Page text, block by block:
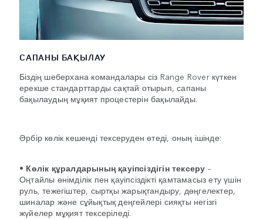
САПАНЫ БАҚЫЛАУ
Біздің шеберхана командалары сіз Range Rover күткен
ерекше стандарттарды сақтай отырып, сапаны
бақылаудың мұқият процестерін бақылайды.
Әрбір көлік кешенді тексеруден өтеді, оның ішінде:
• Көлік құралдарының қауіпсіздігін тексеру –
Оңтайлы өнімділік пен қауіпсіздікті қамтамасыз ету үшін
руль, тежегіштер, сыртқы жарықтандыру, дөңгелектер,
шиналар және сұйықтық деңгейлері сияқты негізгі
жүйелер мұқият тексеріледі.